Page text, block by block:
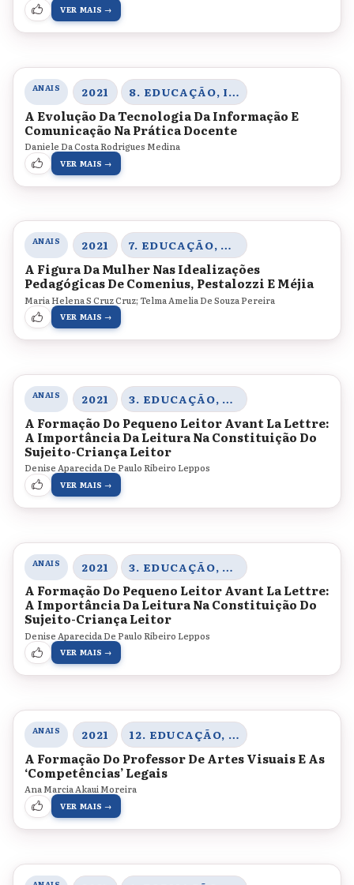
VER MAIS →
ANAIS 2021 8. EDUCAÇÃO, INOVAÇÃO E TECNOLOGIAS
A Evolução Da Tecnologia Da Informação E
Comunicação Na Prática Docente
Daniele Da Costa Rodrigues Medina
VER MAIS →
ANAIS 2021 7. EDUCAÇÃO, CORPO E GÊNERO
A Figura Da Mulher Nas Idealizações
Pedagógicas De Comenius, Pestalozzi E Méjia
Maria Helena S Cruz Cruz; Telma Amelia De Souza Pereira
VER MAIS →
ANAIS 2021 3. EDUCAÇÃO, SOCIEDADE E PRÁTICAS EDUCATIVAS
A Formação Do Pequeno Leitor Avant La Lettre:
A Importância Da Leitura Na Constituição Do
Sujeito-Criança Leitor
Denise Aparecida De Paulo Ribeiro Leppos
VER MAIS →
ANAIS 2021 3. EDUCAÇÃO, SOCIEDADE E PRÁTICAS EDUCATIVAS
A Formação Do Pequeno Leitor Avant La Lettre:
A Importância Da Leitura Na Constituição Do
Sujeito-Criança Leitor
Denise Aparecida De Paulo Ribeiro Leppos
VER MAIS →
ANAIS 2021 12. EDUCAÇÃO, CULTURA E ARTE
A Formação Do Professor De Artes Visuais E As
‘Competências’ Legais
Ana Marcia Akaui Moreira
VER MAIS →